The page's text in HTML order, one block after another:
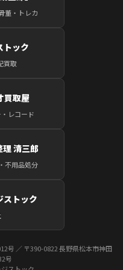
董・トレカ
トック
買取
買取屋
レコード
清三郎
不用品処分
ストック
号 ／ 〒390-0822 長野県松本市神田
号